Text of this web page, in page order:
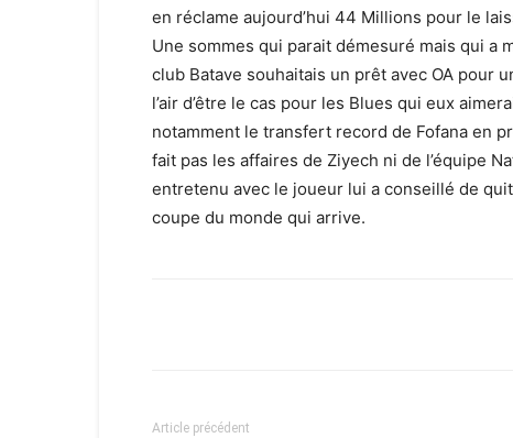
en réclame aujourd’hui 44 Millions pour le
Une sommes qui parait démesuré mais qui a
club Batave souhaitais un prêt avec OA pour
l’air d’être le cas pour les Blues qui eux
notamment le transfert record de Fofana en
fait pas les affaires de Ziyech ni de l’équipe
entretenu avec le joueur lui a conseillé de
coupe du monde qui arrive.
Article précédent